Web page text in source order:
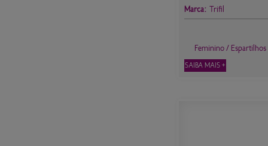
Marca: Trifil
Feminino / Espartilhos
SAIBA MAIS +